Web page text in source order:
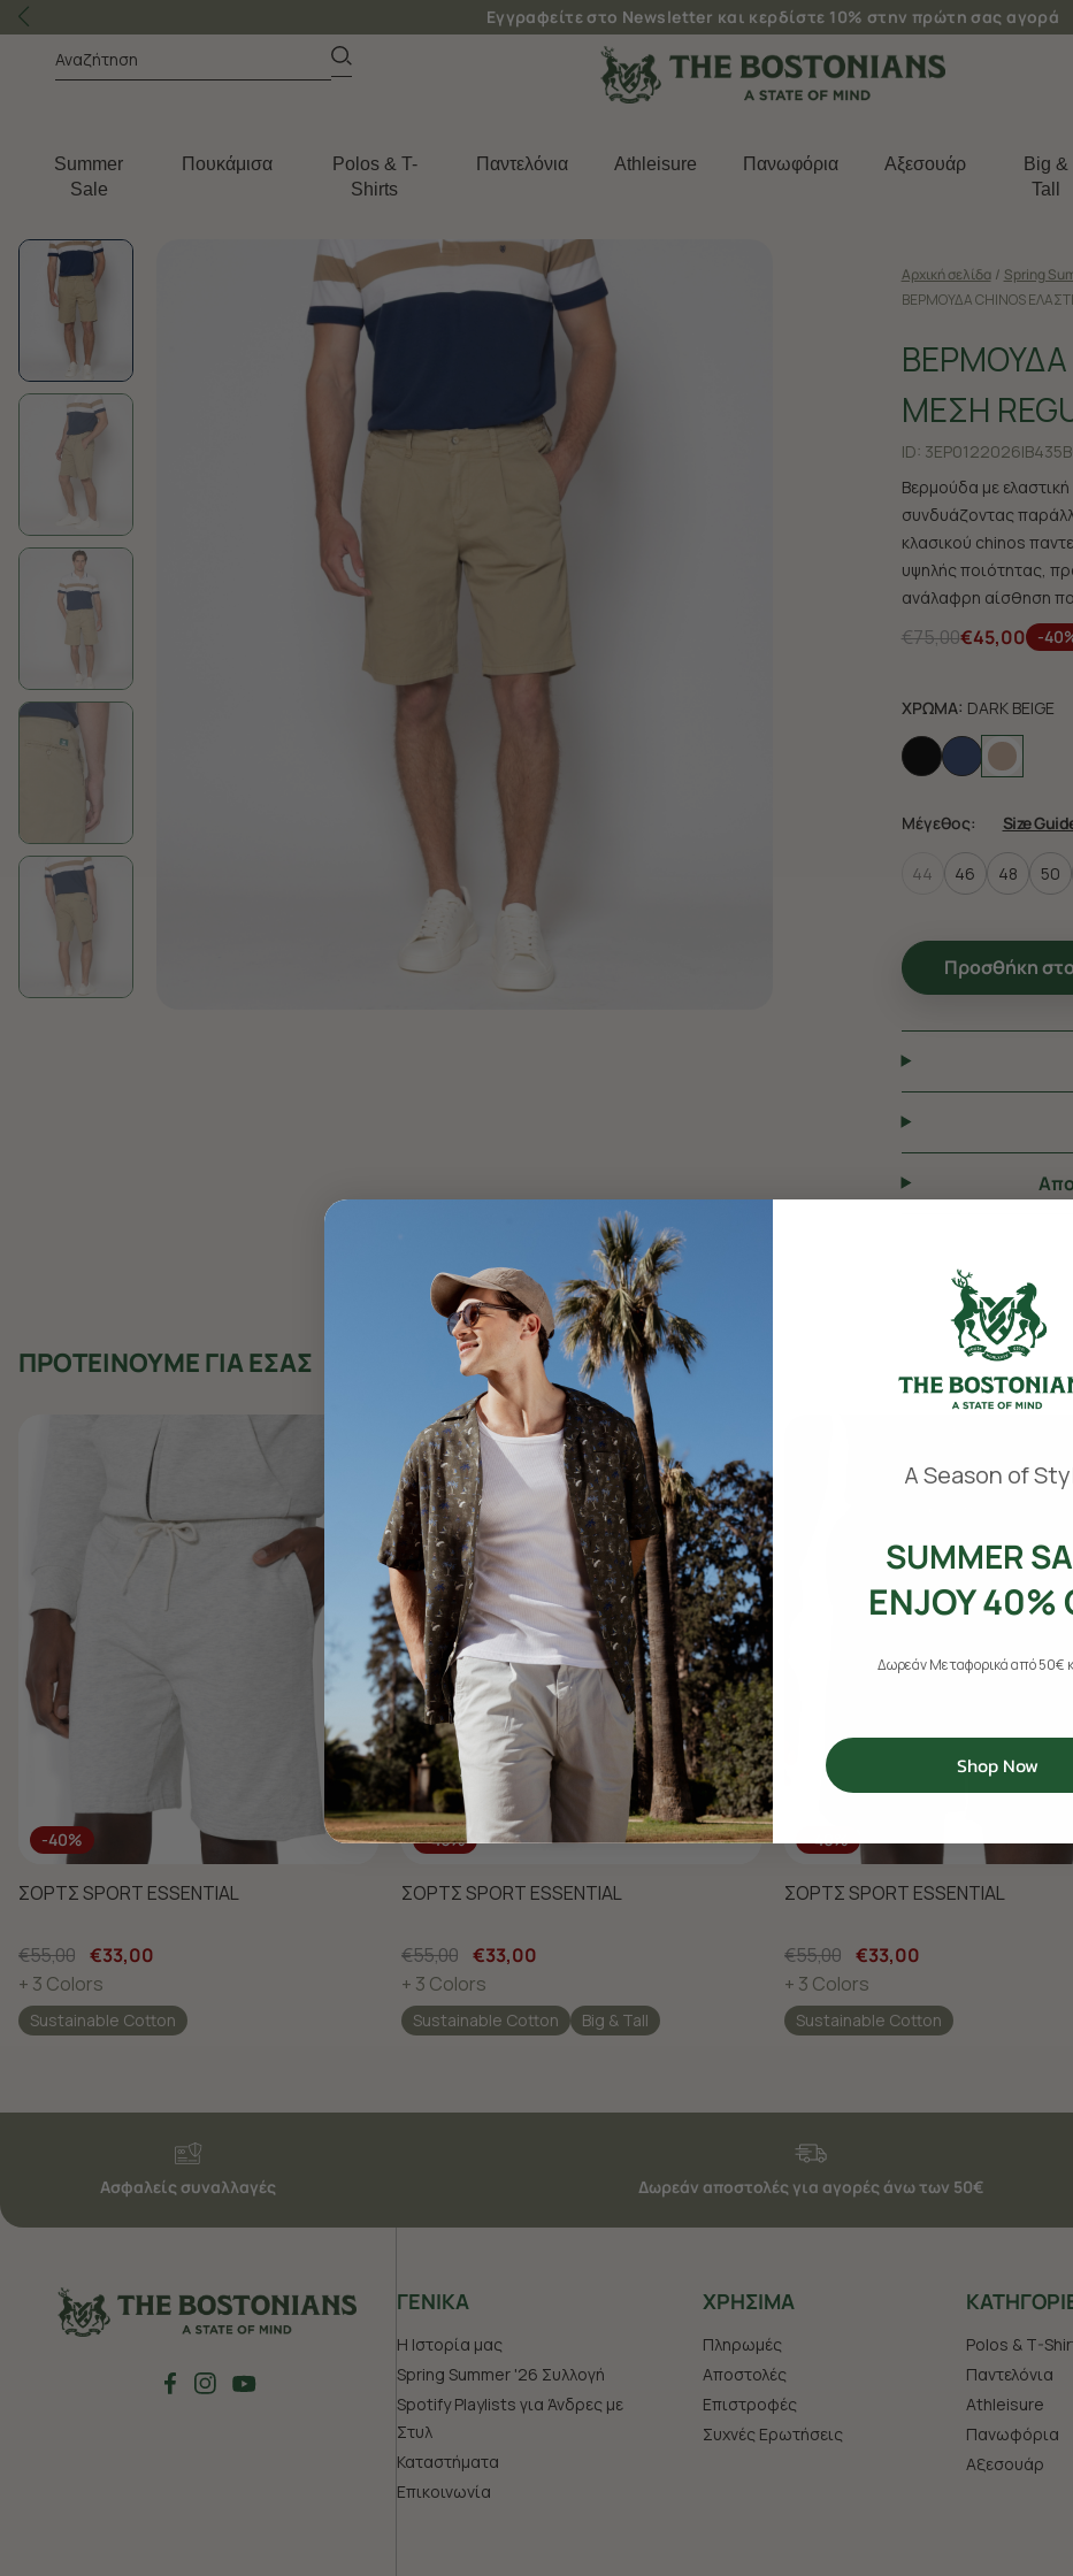
Εγγραφείτε στο Newsletter και κερδίστε 10% στην πρώτη σας αγορά
Summer
Sale
Πουκάμισα
Polos & T-
Shirts
Παντελόνια Athleisure Πανωφόρια Aξεσουάρ
Big &
Tall
Αρχική σελίδα / Spring
ΒΕΡΜΟΥΔΑ CHINOS
ΒΕΡΜΟΥΔΑ
ΜΕΣΗ
ID:
Bερμούδα με
συνδυάζοντας
κλασικού chinos
υψηλής ποιότητας,
ανάλαφρη αίσθηση
€75,00€45,00 -
ΧΡΩΜΑ: DARK BEIGE
Μέγεθος: Size
44 46 48 50
Προσθήκη
ΠΡΟΤΕΙΝΟΥΜΕ ΓΙΑ ΕΣΑΣ
-40%
ΣΟΡΤΣ SPORT ESSENTIAL
€55,00 €33,00
+ 3 Colors
Sustainable Cotton
-40%
ΣΟΡΤΣ SPORT ESSENTIAL
€55,00 €33,00
+ 3 Colors
Sustainable Cotton Big & Tall
-40%
ΣΟΡΤΣ SPORT ESSENTIAL
€55,00 €33,00
+ 3 Colors
Sustainable Cotton
Ασφαλείς συναλλαγές Δωρεάν αποστολές για αγορές άνω των 50€
ΓΕΝΙΚΑ
Η Ιστορία μας
Spring Summer '26 Συλλογή
Spotify Playlists για Άνδρες με
Στυλ
Καταστήματα
Επικοινωνία
ΧΡHΣΙΜΑ
Πληρωμές
Αποστολές
Επιστροφές
Συχνές Ερωτήσεις
Polos & T-
Παντελόνια
Athleisure
Πανωφόρια
Aξεσουάρ
A Season of
SUMMER
ENJOY 40%
Δωρεάν Μεταφορικά από 50€
Shop Now